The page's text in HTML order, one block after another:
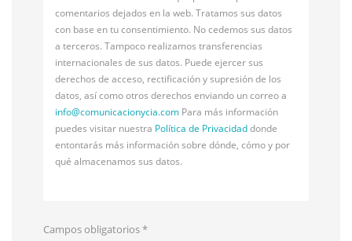
comentarios dejados en la web. Tratamos sus datos
con base en tu consentimiento. No cedemos sus datos
a terceros. Tampoco realizamos transferencias
internacionales de sus datos. Puede ejercer sus
derechos de acceso, rectificación y supresión de los
datos, así como otros derechos enviando un correo a
info@comunicacionycia.com Para más información
puedes visitar nuestra Política de Privacidaddonde
entontarás más información sobre dónde, cómo y por
qué almacenamos sus datos.
Campos obligatorios*